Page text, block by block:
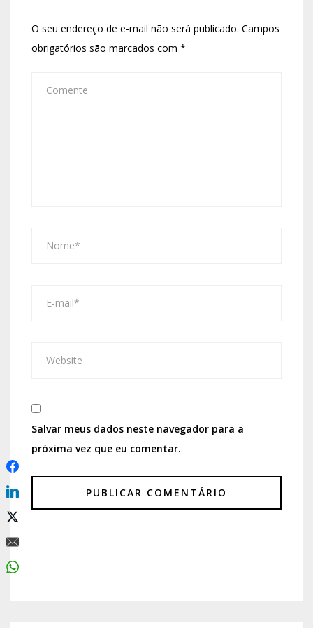
O seu endereço de e-mail não será publicado. Campos
obrigatórios são marcados com *
Salvar meus dados neste navegador para a
próxima vez que eu comentar.